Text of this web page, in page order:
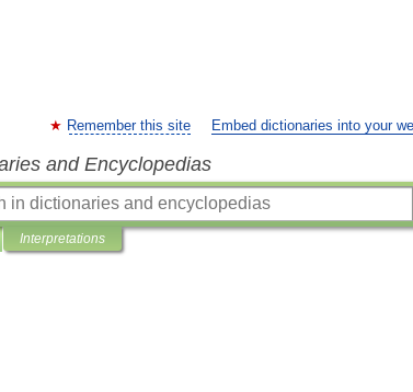
Remember this site Embed dictionaries into your
and Encyclopedias
Interpretations